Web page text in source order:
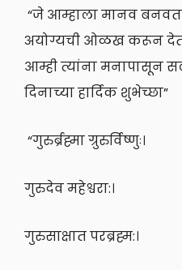
“जे आम्हाला मानव
अयोग्यची ओळख करून
आम्ही त्यांना मनापासून
दिनाच्या हार्दिक शुभेच्छा”
“गुरुर्ब्रह्मा ग्रुरुर्विष्णुः।
गुरुदेव महेश्वरा:।
गुरुसाक्षात परब्रह्म:।